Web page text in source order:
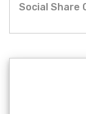
Social Share